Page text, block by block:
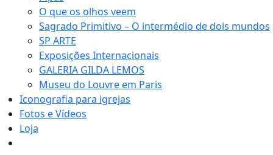
O que os olhos veem
Sagrado Primitivo – O intermédio de dois mundos
SP ARTE
Exposições Internacionais
GALERIA GILDA LEMOS
Museu do Louvre em Paris
Iconografia para igrejas
Fotos e Vídeos
Loja